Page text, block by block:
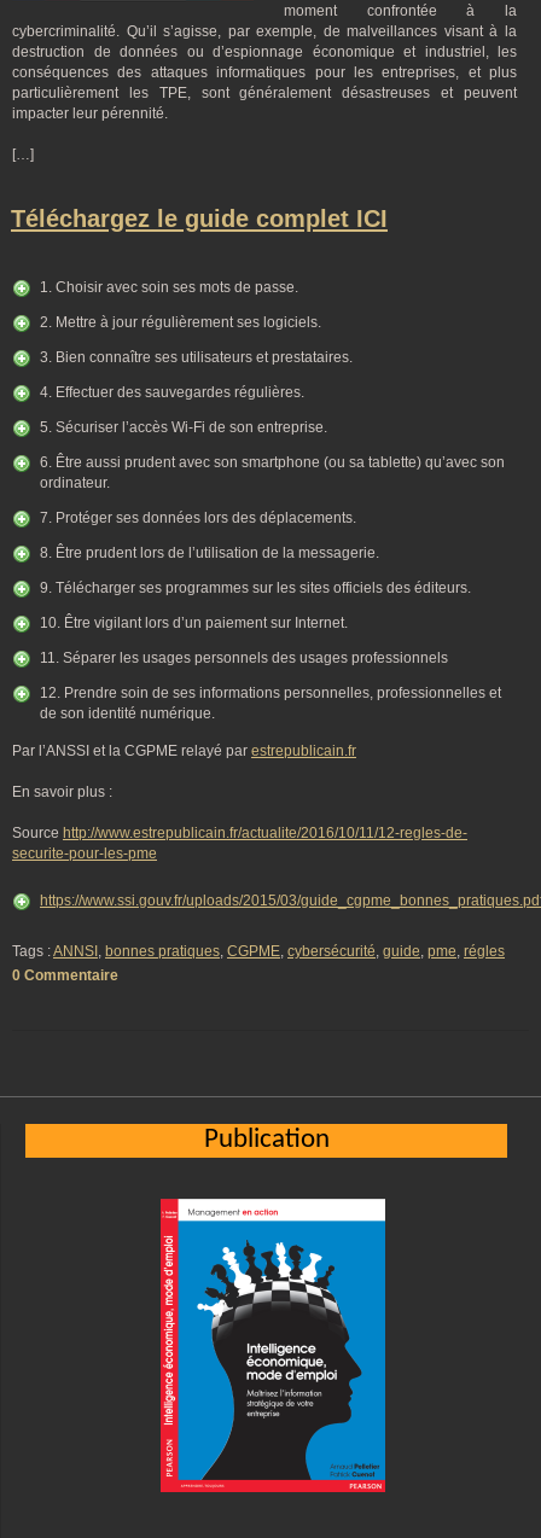
moment confrontée à la
cybercriminalité. Qu’il s’agisse, par exemple, de malveillances visant à la
destruction de données ou d’espionnage économique et industriel, les
conséquences des attaques informatiques pour les entreprises, et plus
particulièrement les TPE, sont généralement désastreuses et peuvent
impacter leur pérennité.
[…]
Téléchargez le guide complet ICI
1. Choisir avec soin ses mots de passe.
2. Mettre à jour régulièrement ses logiciels.
3. Bien connaître ses utilisateurs et prestataires.
4. Effectuer des sauvegardes régulières.
5. Sécuriser l’accès Wi-Fi de son entreprise.
6. Être aussi prudent avec son smartphone (ou sa tablette) qu’avec son
ordinateur.
7. Protéger ses données lors des déplacements.
8. Être prudent lors de l’utilisation de la messagerie.
9. Télécharger ses programmes sur les sites officiels des éditeurs.
10. Être vigilant lors d’un paiement sur Internet.
11. Séparer les usages personnels des usages professionnels
12. Prendre soin de ses informations personnelles, professionnelles et
de son identité numérique.
Par l’ANSSI et la CGPME relayé par estrepublicain.fr
En savoir plus :
Source http://www.estrepublicain.fr/actualite/2016/10/11/12-regles-de-
securite-pour-les-pme
https://www.ssi.gouv.fr/uploads/2015/03/
Tags :ANNSI , bonnes pratiques, CGPME, cybersécurité, guide, pme, régles
0 Commentaire
Publication